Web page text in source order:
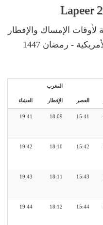
الإمساك والإفطار
في Lapeer، الولايات المتحدة الأمريكية - رمضان 1447
العصر
المغرب
الإفطار العشاء
15:41
18:09
19:41
15:42
18:10
19:42
15:43
18:11
19:43
15:44
18:12
19:44